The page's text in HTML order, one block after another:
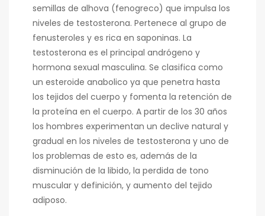
semillas de alhova (fenogreco) que impulsa los
niveles de testosterona. Pertenece al grupo de
fenusteroles y es rica en saponinas. La
testosterona es el principal andrógeno y
hormona sexual masculina. Se clasifica como
un esteroide anabolico ya que penetra hasta
los tejidos del cuerpo y fomenta la retención de
la proteína en el cuerpo. A partir de los 30 años
los hombres experimentan un declive natural y
gradual en los niveles de testosterona y uno de
los problemas de esto es, además de la
disminución de la libido, la perdida de tono
muscular y definición, y aumento del tejido
adiposo.